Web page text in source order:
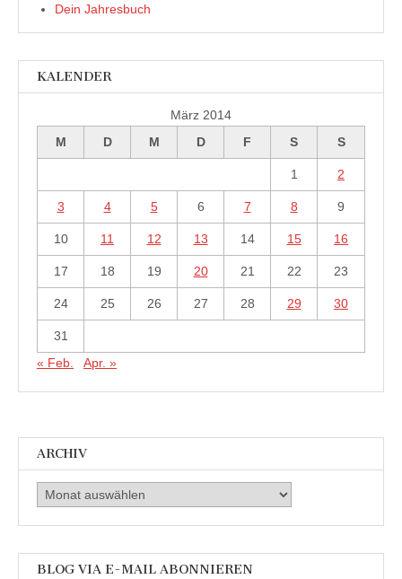
Dein Jahresbuch
KALENDER
März 2014
M
D M D F S S
1 2
3 4 5 6 7 8 9
10 11 12 13 14 15 16
17 18 19 20 21 22 23
24 25 26 27 28 29 30
31
« Feb.
Apr. »
ARCHIV
Archiv
BLOG VIA E-MAIL ABONNIEREN